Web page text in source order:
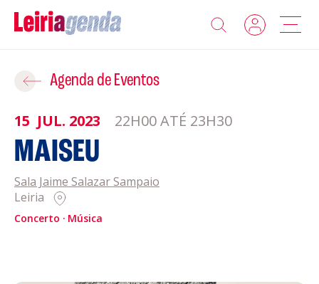
Agenda
Sobre a Leiriagenda
Promotores
Clubes Desportivos
Agenda de Eventos
15 JUL. 2023 22H00 ATÉ 23H30
MAISEU
Sala Jaime Salazar Sampaio
Leiria
Concerto Música
Adicionar ao Roteiro
ROTEIROS EXISTENTES
CRIAR NOVO